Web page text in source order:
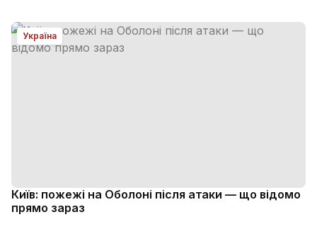
Україна
Київ: пожежі на Оболоні після атаки — що відомо
прямо зараз